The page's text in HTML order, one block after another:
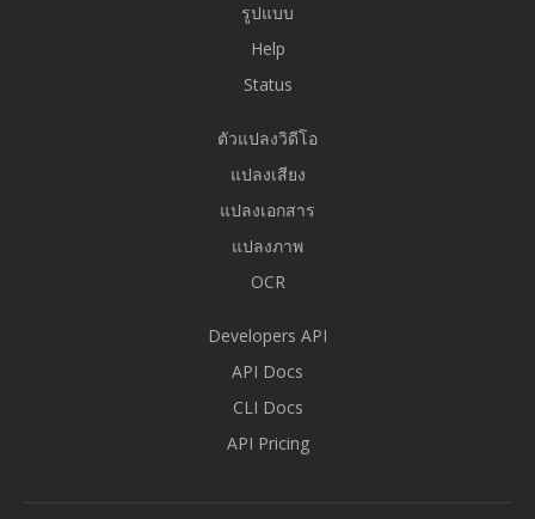
รูปแบบ
Help
Status
ตัวแปลงวิดีโอ
แปลงเสียง
แปลงเอกสาร
แปลงภาพ
OCR
Developers API
API Docs
CLI Docs
API Pricing